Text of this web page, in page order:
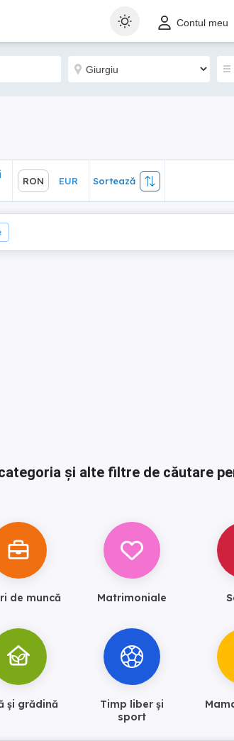
Contul meu
Sortează
RON EUR Sortează
și alte filtre de căutare
de muncă Matrimoniale
și grădină
Timp liber și
sport